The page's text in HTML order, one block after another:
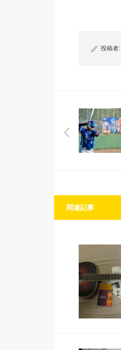
投稿者:
関連記事